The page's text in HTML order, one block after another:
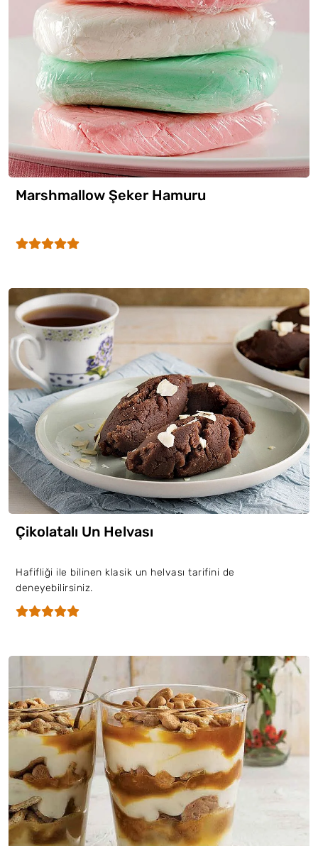
Marshmallow Şeker Hamuru
Çikolatalı Un Helvası
Hafifliği ile bilinen klasik un helvası tarifini de
deneyebilirsiniz.